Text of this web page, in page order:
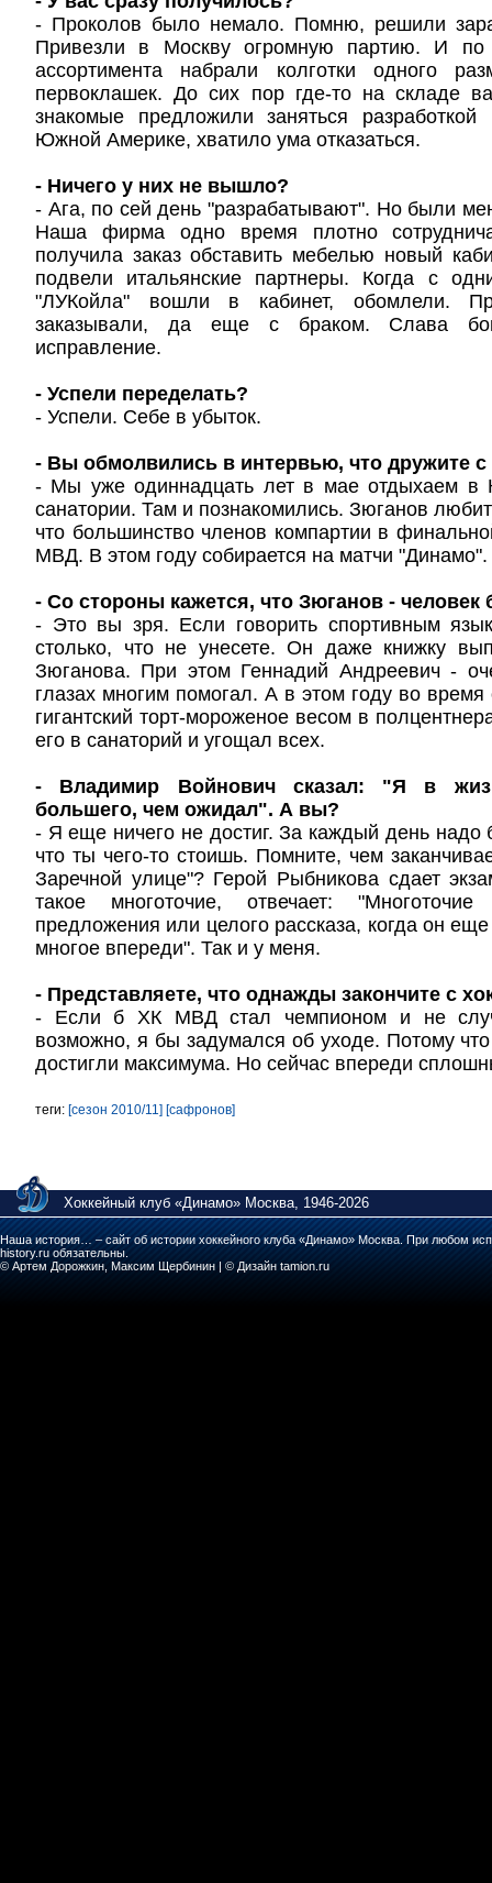
- Проколов было немало. Помню, решили
Привезли в Москву огромную партию. И по
ассортимента набрали колготки одного
первоклашек. До сих пор где-то на складе
знакомые предложили заняться
Южной Америке, хватило ума отказаться.
- Ничего у них не вышло?
- Ага, по сей день "разрабатывают". Но были
Наша фирма одно время плотно
получила заказ обставить мебелью новый
подвели итальянские партнеры. Когда с
"ЛУКойла" вошли в кабинет, обомлели.
заказывали, да еще с браком. Слава
исправление.
- Успели переделать?
- Успели. Себе в убыток.
- Вы обмолвились в интервью, что дружите
- Мы уже одиннадцать лет в мае отдыхаем в
санатории. Там и познакомились. Зюганов
что большинство членов компартии в
МВД. В этом году собирается на матчи "Динамо".
- Со стороны кажется, что Зюганов - человек
- Это вы зря. Если говорить спортивным
столько, что не унесете. Он даже книжку
Зюганова. При этом Геннадий Андреевич -
глазах многим помогал. А в этом году во
гигантский торт-мороженое весом в
его в санаторий и угощал всех.
- Владимир Войнович сказал: "Я в
большего, чем ожидал". А вы?
- Я еще ничего не достиг. За каждый день надо
что ты чего-то стоишь. Помните, чем
Заречной улице"? Герой Рыбникова сдает
такое многоточие, отвечает:
предложения или целого рассказа, когда он
многое впереди". Так и у меня.
- Представляете, что однажды закончите с
- Если б ХК МВД стал чемпионом и не
возможно, я бы задумался об уходе. Потому
достигли максимума. Но сейчас впереди
теги: [сезон 2010/11] [сафронов]
Хоккейный клуб «Динамо» Москва, 1946-2026
Наша история… – сайт об истории хоккейного клуба «Динамо» Москва. При любом
history.ru обязательны.
© Артем Дорожкин, Максим Щербинин | © Дизайн tamion.ru